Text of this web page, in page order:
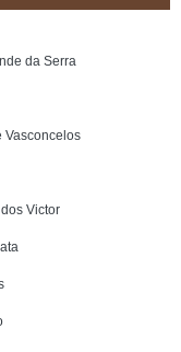
da Serra
Vasconcelos
Victor